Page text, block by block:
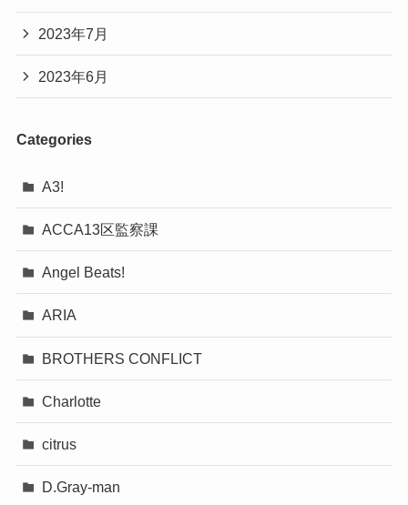
2023年7月
2023年6月
Categories
A3!
ACCA13区監察課
Angel Beats!
ARIA
BROTHERS CONFLICT
Charlotte
citrus
D.Gray-man